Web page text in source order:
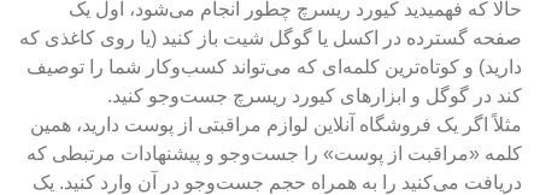
حالا که فهمیدید کیورد ریسرچ چطور انجام می‌شود، اول یک
صفحه گسترده در اکسل یا گوگل شیت باز کنید (یا روی کاغذی که
دارید) و کوتاه‌ترین کلمه‌ای که می‌تواند کسب‌وکار شما را توصیف
کند در گوگل و ابزارهای کیورد ریسرچ جست‌وجو کنید.
مثلاً اگر یک فروشگاه آنلاین لوازم مراقبتی از پوست دارید، همین
کلمه «مراقبت از پوست» را جست‌وجو و پیشنهادات مرتبطی که
دریافت می‌کنید را به همراه حجم جست‌وجو در آن وارد کنید. یک